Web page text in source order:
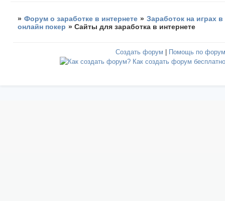
» Форум о заработке в интернете » Заработок на играх в
онлайн покер »Сайты для заработка в интернете
Создать форум Помощь по